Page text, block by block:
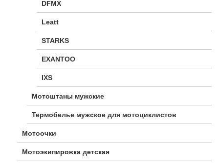
DFMX
Leatt
STARKS
EXANTOO
IXS
Мотоштаны мужские
Термобелье мужское для мотоциклистов
Мотоочки
Мотоэкипировка детская